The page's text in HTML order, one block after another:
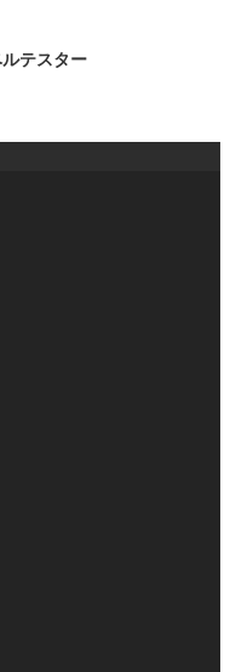
テスター